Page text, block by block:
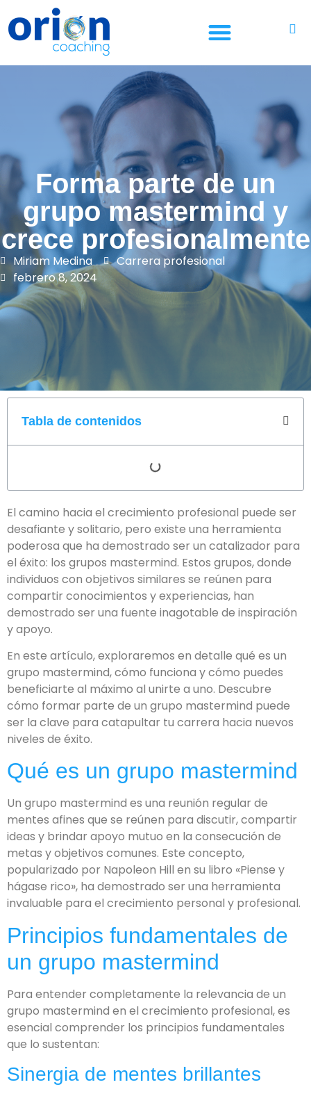
Forma parte de un
grupo mastermind y
crece profesionalmente
Miriam Medina
Carrera profesional
febrero 8, 2024
Tabla de contenidos
El camino hacia el crecimiento profesional puede ser
desafiante y solitario, pero existe una herramienta
poderosa que ha demostrado ser un catalizador para
el éxito: los grupos mastermind. Estos grupos, donde
individuos con objetivos similares se reúnen para
compartir conocimientos y experiencias, han
demostrado ser una fuente inagotable de inspiración
y apoyo.
En este artículo, exploraremos en detalle qué es un
grupo mastermind, cómo funciona y cómo puedes
beneficiarte al máximo al unirte a uno. Descubre
cómo formar parte de un grupo mastermind puede
ser la clave para catapultar tu carrera hacia nuevos
niveles de éxito.
Qué es un grupo mastermind
Un grupo mastermind es una reunión regular de
mentes afines que se reúnen para discutir, compartir
ideas y brindar apoyo mutuo en la consecución de
metas y objetivos comunes. Este concepto,
popularizado por Napoleon Hill en su libro «Piense y
hágase rico», ha demostrado ser una herramienta
invaluable para el crecimiento personal y profesional.
Principios fundamentales de
un grupo mastermind
Para entender completamente la relevancia de un
grupo mastermind en el crecimiento profesional, es
esencial comprender los principios fundamentales
que lo sustentan:
Sinergia de mentes brillantes